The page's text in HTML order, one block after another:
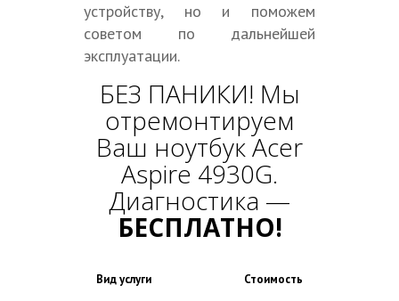
устройству, но и поможем
советом по дальнейшей
эксплуатации.
БЕЗ ПАНИКИ! Мы
отремонтируем
Ваш ноутбук Acer
Aspire 4930G.
Диагностика —
БЕСПЛАТНО!
Вид услуги Стоимость